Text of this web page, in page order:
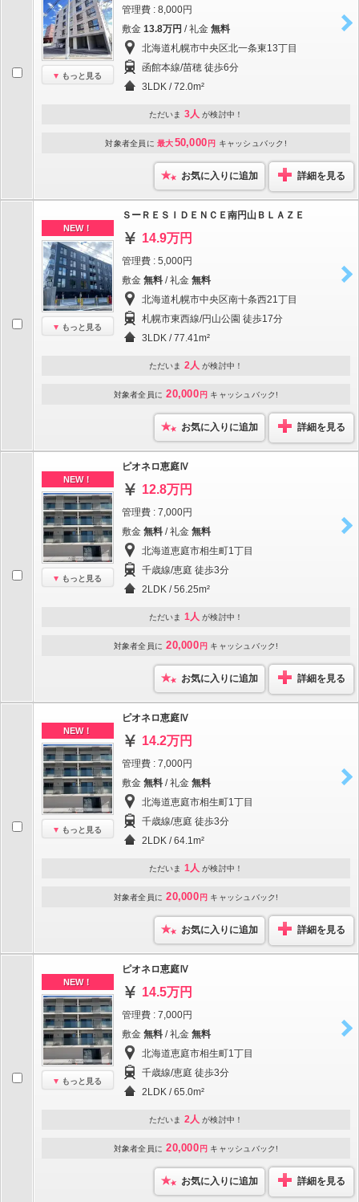
もっと見る
管理費 : 8,000円
敷金 13.8万円 / 礼金 無料
北海道札幌市中央区北一条東13丁目
函館本線/苗穂 徒歩6分
3LDK / 72.0m²
ただいま 3人 が検討中！
対象者全員に 最大50,000 円 キャッシュバック!
お気に入りに追加 詳細を見る
NEW！
もっと見る
ＳーＲＥＳＩＤＥＮＣＥ南円山ＢＬＡＺＥ
14.9万円
管理費 : 5,000円
敷金 無料 / 礼金 無料
北海道札幌市中央区南十条西21丁目
札幌市東西線/円山公園 徒歩17分
3LDK / 77.41m²
ただいま 2人 が検討中！
対象者全員に 20,000 円 キャッシュバック!
お気に入りに追加 詳細を見る
NEW！
もっと見る
ピオネロ恵庭Ⅳ
12.8万円
管理費 : 7,000円
敷金 無料 / 礼金 無料
北海道恵庭市相生町1丁目
千歳線/恵庭 徒歩3分
2LDK / 56.25m²
ただいま 1人 が検討中！
対象者全員に 20,000 円 キャッシュバック!
お気に入りに追加 詳細を見る
NEW！
もっと見る
ピオネロ恵庭Ⅳ
14.2万円
管理費 : 7,000円
敷金 無料 / 礼金 無料
北海道恵庭市相生町1丁目
千歳線/恵庭 徒歩3分
2LDK / 64.1m²
ただいま 1人 が検討中！
対象者全員に 20,000 円 キャッシュバック!
お気に入りに追加 詳細を見る
NEW！
もっと見る
ピオネロ恵庭Ⅳ
14.5万円
管理費 : 7,000円
敷金 無料 / 礼金 無料
北海道恵庭市相生町1丁目
千歳線/恵庭 徒歩3分
2LDK / 65.0m²
ただいま 2人 が検討中！
対象者全員に 20,000 円 キャッシュバック!
お気に入りに追加 詳細を見る